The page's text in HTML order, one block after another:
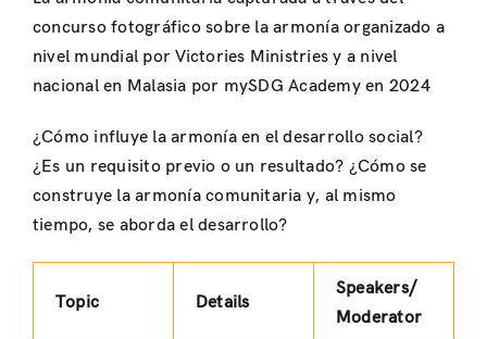
concurso fotográfico sobre la armonía organizado a
nivel mundial por Victories Ministries y a nivel
nacional en Malasia por mySDG Academy en 2024
¿Cómo influye la armonía en el desarrollo social?
¿Es un requisito previo o un resultado? ¿Cómo se
construye la armonía comunitaria y, al mismo
tiempo, se aborda el desarrollo?
Topic Details
Speakers/
Moderator